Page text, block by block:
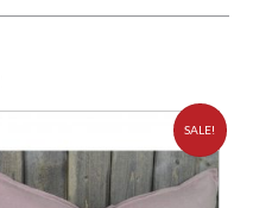
SALE!